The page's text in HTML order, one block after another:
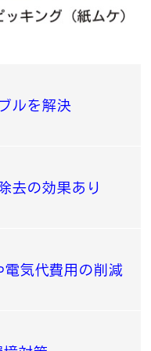
ルを解決
去の効果あり
気代費用の削減